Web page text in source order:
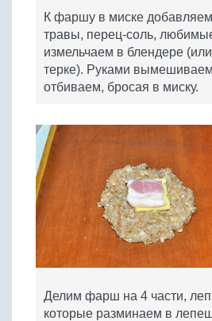
К фаршу в миске
травы, перец-соль,
измельчаем в блендере
терке). Руками
отбиваем, бросая в миску.
Делим фарш на 4 части,
которые разминаем в